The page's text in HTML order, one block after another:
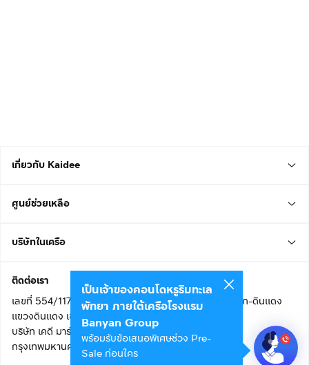
เกี่ยวกับ Kaidee
ศูนย์ช่วยเหลือ
บริษัทในเครือ
ติดต่อเรา
เลขที่ 554/117 อาคารสกายไนน์ เซ็นเตอร์ ชั้น 22 ถนนอโศก-ดินแดง
แขวงดินแดง เขตดินแดง
บริษัท เคดี มาร์เก็ตเพลส จำกัด (สำนักงานใหญ่)
กรุงเทพมหานคร 10400
เป็นเจ้าของคอนโดหรูริมทะเล
พัทยา ภายใต้เครือโรงแรม
Banyan Group
พร้อมรับข้อเสนอพิเศษช่วง Pre-
Sale ก่อนใคร